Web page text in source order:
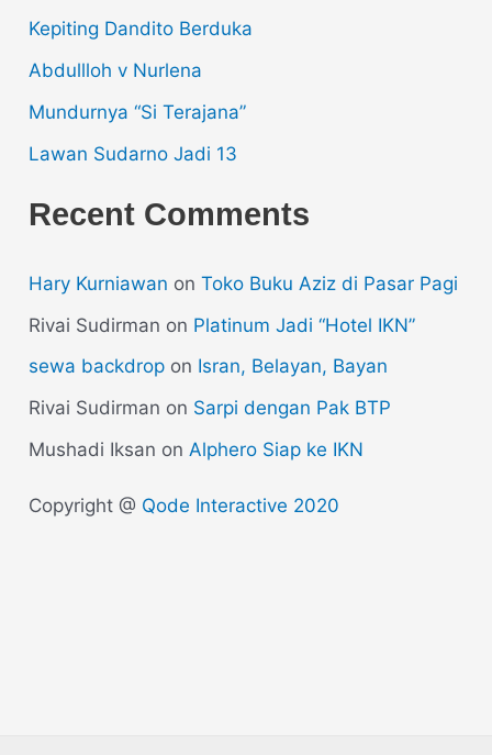
Kepiting Dandito Berduka
Abdullloh v Nurlena
Mundurnya “Si Terajana”
Lawan Sudarno Jadi 13
Recent Comments
Hary Kurniawan onToko Buku Aziz di Pasar Pagi
Rivai Sudirman on Platinum Jadi “Hotel IKN”
sewa backdrop on Isran, Belayan, Bayan
Rivai Sudirman on Sarpi dengan Pak BTP
Mushadi Iksan on Alphero Siap ke IKN
Copyright @ Qode Interactive 2020